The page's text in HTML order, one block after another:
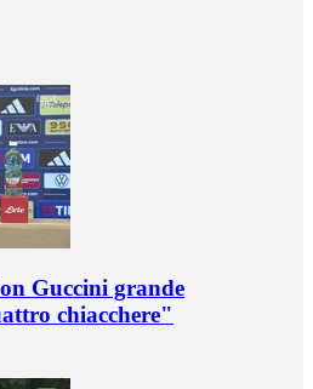
Guccini grande
chiacchere"